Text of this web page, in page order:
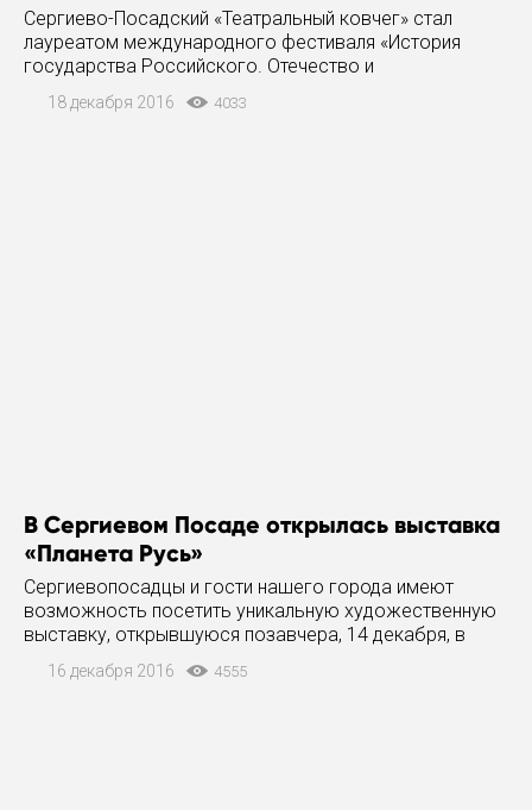
Сергиево-Посадский «Театральный ковчег» стал
лауреатом международного фестиваля «История
государства Российского. Отечество и
воплощение истории Отечества»театр
18 декабря 2016 4033
В Сергиевом Посаде открылась выставка
«Планета Русь»
Сергиевопосадцы и гости нашего города имеют
возможность посетить уникальную художественную
выставку, открывшуюся позавчера, 14 декабря, в
стенах Сергиево-Посадского музея заповедника.
Экспозиция состоит из 80 произведений современных
16 декабря 2016 4555